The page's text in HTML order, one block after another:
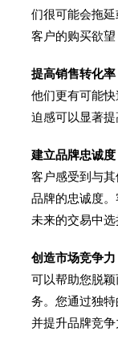
们很可能会拖
客户的购买欲望
提高销售转化率
他们更有可能
迫感可以显著提
建立品牌忠诚度
客户感受到与
品牌的忠诚度
未来的交易中选
创造市场竞争力
可以帮助您脱
务。您通过独
并提升品牌竞争